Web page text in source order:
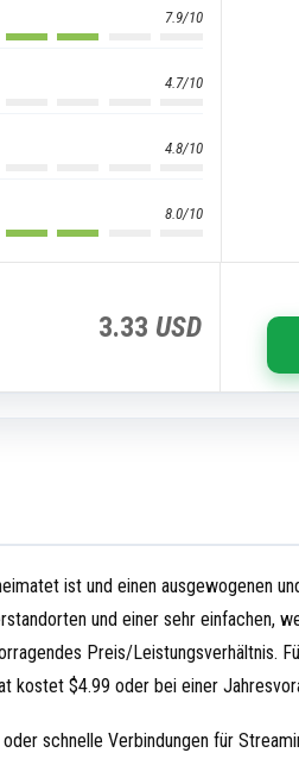
7.9/10
4.7/10
4.8/10
8.0/10
3.33 USD
ist und einen ausgewogenen
und einer sehr einfachen,
Preis/Leistungsverhältnis.
kostet $4.99 oder bei einer
schnelle Verbindungen für